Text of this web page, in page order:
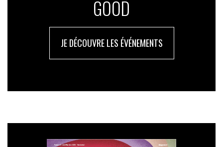
GOOD
JE DÉCOUVRE LES ÉVÉNEMENTS